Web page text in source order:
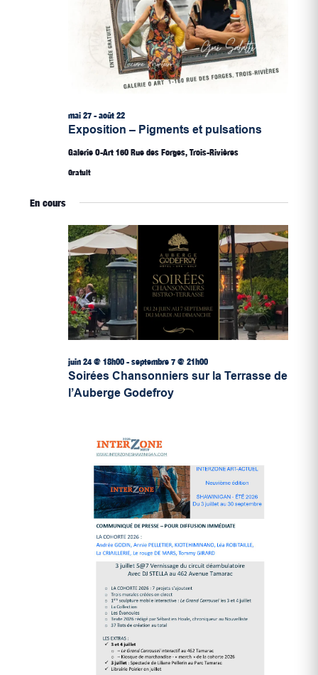
Exposition – Pigments et pulsations
mai 27- août 22
Galerie O-Art 160 Rue des Forges, Trois-Rivières
Gratuit
En cours
Soirées Chansonniers sur la Terrasse de
l’Auberge Godefroy
juin 24 @ 18h00- septembre 7 @ 21h00